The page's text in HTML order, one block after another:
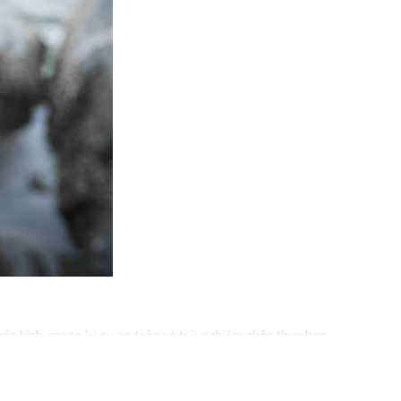
kính, mang lại sự an toàn và trải nghiệm chân thực hơn.